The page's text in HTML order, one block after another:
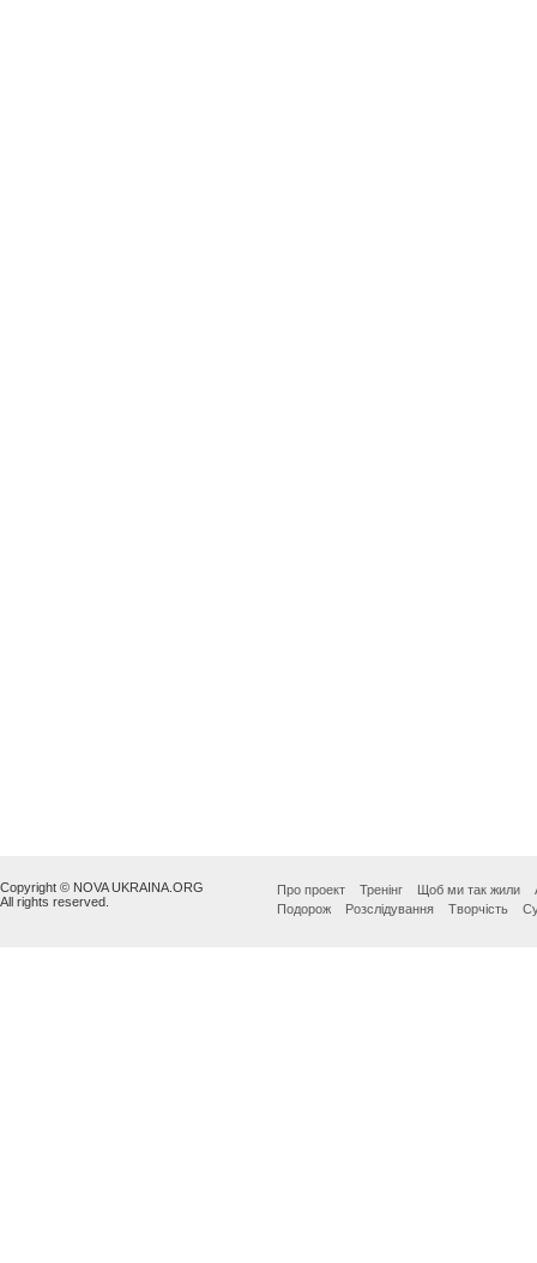
Copyright © NOVA UKRAINA.ORG
All rights reserved.
Про проект Тренінг Щоб ми так жили
Подорож
Розслідування Творчість